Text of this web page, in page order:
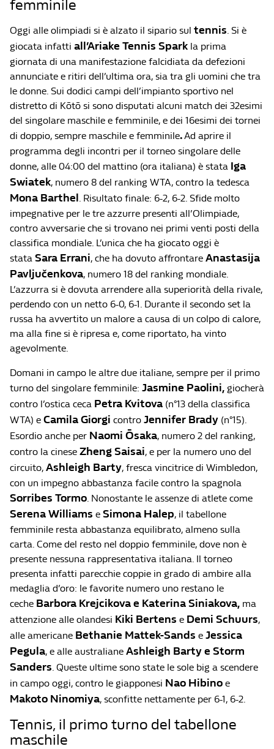
femminile
Oggi alle olimpiadi si è alzato il sipario sul tennis. Si è
giocata infatti all’Ariake Tennis Spark la prima
giornata di una manifestazione falcidiata da defezioni
annunciate e ritiri dell’ultima ora, sia tra gli uomini che tra
le donne. Sui dodici campi dell’impianto sportivo nel
distretto di Kōtō si sono disputati alcuni match dei 32esimi
del singolare maschile e femminile, e dei 16esimi dei tornei
di doppio, sempre maschile e femminile.Ad aprire il
programma degli incontri per il torneo singolare delle
donne, alle 04:00 del mattino (ora italiana) è stata Iga
Swiatek, numero 8 del ranking WTA, contro la tedesca
Mona Barthel . Risultato finale: 6-2, 6-2. Sfide molto
impegnative per le tre azzurre presenti all’Olimpiade,
contro avversarie che si trovano nei primi venti posti della
classifica mondiale. L’unica che ha giocato oggi è
stata Sara Errani, che ha dovuto affrontare Anastasija
Pavljučenkova, numero 18 del ranking mondiale.
L’azzurra si è dovuta arrendere alla superiorità della rivale,
perdendo con un netto 6-0, 6-1. Durante il secondo set la
russa ha avvertito un malore a causa di un colpo di calore,
ma alla fine si è ripresa e, come riportato, ha vinto
agevolmente.
Domani in campo le altre due italiane, sempre per il primo
turno del singolare femminile: Jasmine Paolini, giocherà
contro l’ostica ceca Petra Kvitova (n°13 della classifica
WTA) e CamilaGiorgi contro Jennifer Brady (n°15).
Esordio anche per Naomi Ōsaka, numero 2 del ranking,
contro la cinese Zheng Saisai, e per la numero uno del
circuito, Ashleigh Barty, fresca vincitrice di Wimbledon,
con un impegno abbastanza facile contro la spagnola
Sorribes Tormo. Nonostante le assenze di atlete come
Serena Williams e Simona Halep, il tabellone
femminile resta abbastanza equilibrato, almeno sulla
carta. Come del resto nel doppio femminile, dove non è
presente nessuna rappresentativa italiana. Il torneo
presenta infatti parecchie coppie in grado di ambire alla
medaglia d’oro: le favorite numero uno restano le
ceche Barbora Krejcikovae Katerina Siniakova, ma
attenzione alle olandesi Kiki Bertens e Demi Schuurs,
alle americane Bethanie Mattek-Sands e Jessica
Pegula, e alle australiane Ashleigh Bartye Storm
Sanders. Queste ultime sono state le sole big a scendere
in campo oggi, contro le giapponesi Nao Hibino e
Makoto Ninomiya, sconfitte nettamente per 6-1, 6-2.
Tennis, il primo turno del tabellone
maschile